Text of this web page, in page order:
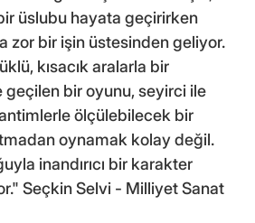
üslubu hayata geçirirken
zor bir işin üstesinden geliyor.
kısacık aralarla bir
bir oyunu, seyirci ile
ölçülebilecek bir
oynamak kolay değil.
inandırıcı bir karakter
Seçkin Selvi - Milliyet Sanat